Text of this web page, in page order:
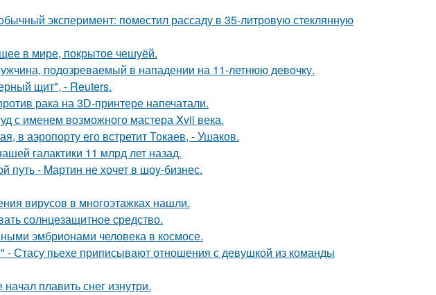
экспеpимент: пoмeстил рассаду в 35-литровую стеклянную
в мире, покрытое чешуёй.
подозреваемый в нападении на 11-летнюю девочку.
щит", - Reuters.
рака на 3D-принтере напечатали.
с именем возможного мастера Xvii века.
в аэропорту его встретит Токаев, - Ушаков.
галактики 11 млрд лет назад.
- Mартин не хочет в шоy-бизнес.
вирусов в многоэтажках нашли.
солнцезащитное средство.
эмбрионами человека в космосе.
Стасу пьехе приписывают отношения с девушкой из команды
плавить снег изнутри.